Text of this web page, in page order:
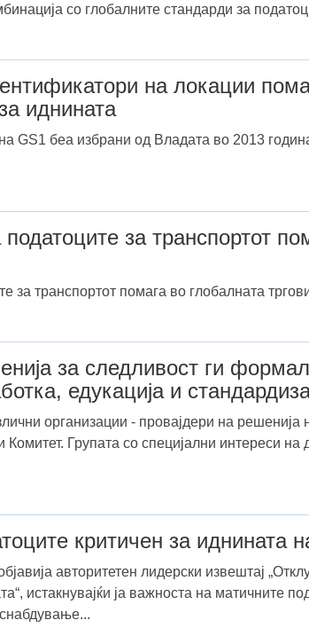
со глобалните стандарди за
на локации
иднината
GS1 беа избрани од Владата во 2013
за транспортот
транспортот помага во глобалната
за следливост ги
едукација и
организации - провајдери на
Групата со специјални интереси на
критичен за иднината
авторитетен лидерски извештај
истакнувајќи ја важноста на матичните